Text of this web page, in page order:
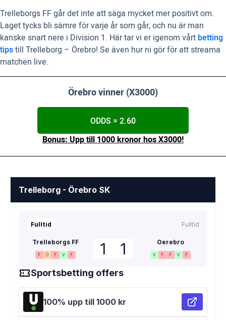
Trelleborgs FF går det inte att säga mycket mer positivt om.
Laget tycks bli sämre för varje år som går, och nu är man
kanske snart nere i Division 1. Här tar vi er igenom vårt betting
tipstill Trelleborg – Örebro! Se även hur ni gör för att streama
matchen live.
Örebro vinner (X3000)
ODDS = 2.60
Bonus: Upp till 1000 kronor hos X3000!